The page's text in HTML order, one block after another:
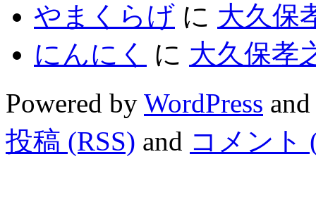
やまくらげ に 大久保
にんにく
に 大久保孝
Powered by WordPress
投稿 (RSS) and コメント